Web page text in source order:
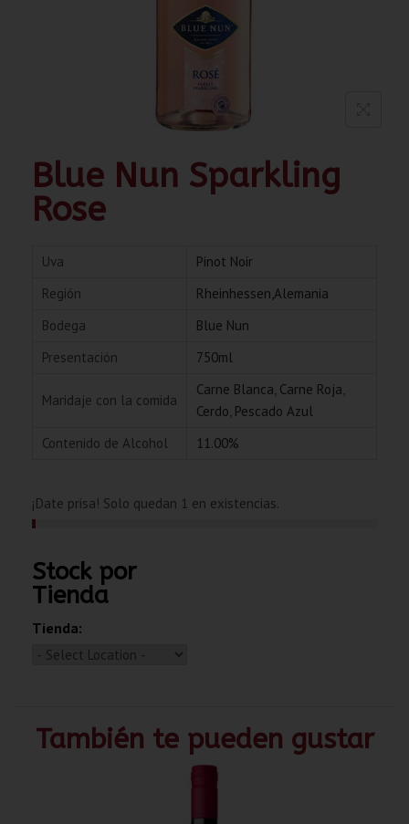
Blue Nun Sparkling
Rose
Uva
Pinot Noir
Región
Rheinhessen,Alemania
Bodega
Blue Nun
Presentación
750ml
Maridaje con la comida
Carne Blanca, Carne Roja,
Cerdo, Pescado Azul
Contenido de Alcohol
11.00%
¡Date prisa! Solo quedan 1 en existencias.
Stock por
Tienda
Tienda:
También te pueden gustar